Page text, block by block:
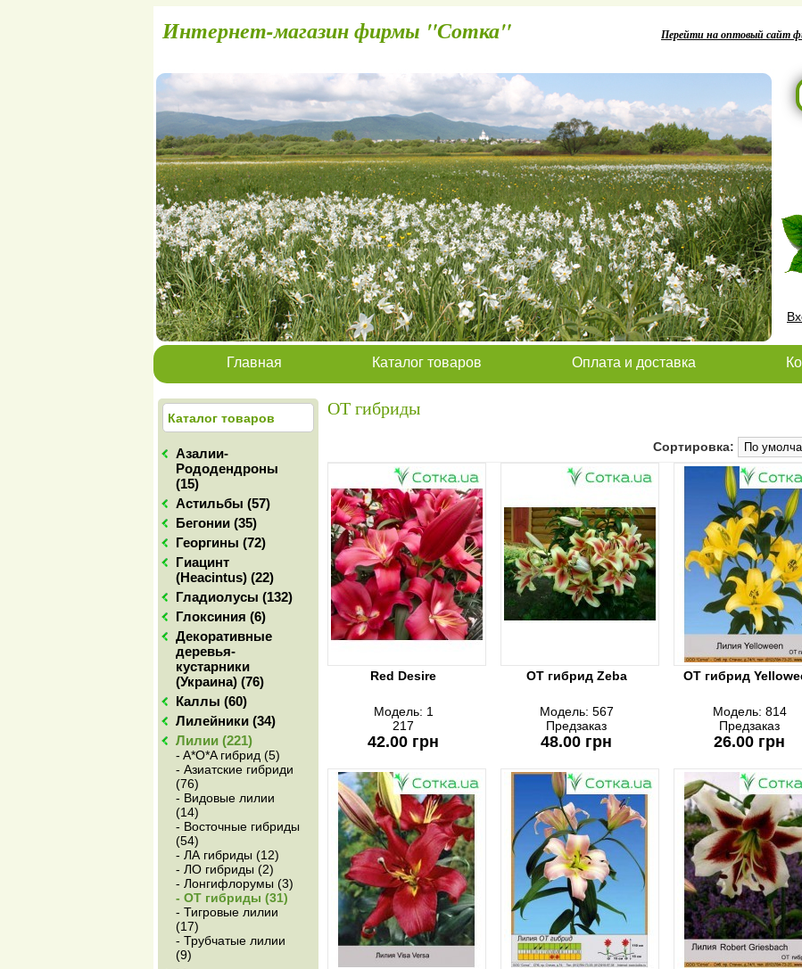
Интернет-магазин фирмы "Сотка" Перейти на оптовый сайт
Главная Каталог товаров Оплата и доставка
Каталог товаров
Азалии-
Рододендроны
(15)
Астильбы (57)
Бегонии (35)
Георгины (72)
Гиацинт
(Heacintus) (22)
Гладиолусы (132)
Глоксиния (6)
Декоративные
деревья-
кустарники
(Украина) (76)
Каллы (60)
Лилейники (34)
Лилии (221)
- A*O*A гибрид (5)
- Азиатские гибриди
(76)
- Видовые лилии
(14)
- Восточные гибриды
(54)
- ЛА гибриды (12)
- ЛО гибриды (2)
- Лонгифлорумы (3)
- ОТ гибриды (31)
- Тигровые лилии
(17)
- Трубчатые лилии
(9)
ОТ гибриды
Сортировка:
Red Desire
Модель: 1
217
42.00 грн
ОТ гибрид Zeba
Модель: 567
Предзаказ
48.00 грн
ОТ гибрид
Модель: 814
Предзаказ
26.00 грн